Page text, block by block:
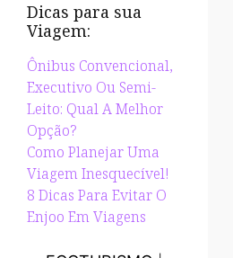
Dicas para sua
Viagem:
Ônibus Convencional,
Executivo Ou Semi-
Leito: Qual A Melhor
Opção?
Como Planejar Uma
Viagem Inesquecível!
8 Dicas Para Evitar O
Enjoo Em Viagens